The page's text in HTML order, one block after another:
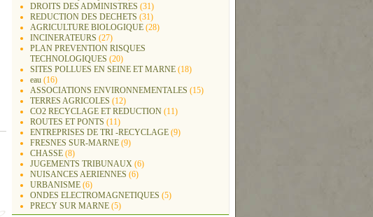
DROITS DES ADMINISTRES (31)
REDUCTION DES DECHETS (31)
AGRICULTURE BIOLOGIQUE (28)
INCINERATEURS (27)
PLAN PREVENTION RISQUES
TECHNOLOGIQUES (20)
SITES POLLUES EN SEINE ET MARNE (18)
eau (16)
ASSOCIATIONS ENVIRONNEMENTALES (15)
TERRES AGRICOLES (12)
CO2 RECYCLAGE ET REDUCTION (11)
ROUTES ET PONTS (11)
ENTREPRISES DE TRI -RECYCLAGE (9)
FRESNES SUR-MARNE (9)
CHASSE (8)
JUGEMENTS TRIBUNAUX (6)
NUISANCES AERIENNES (6)
URBANISME (6)
ONDES ELECTROMAGNETIQUES (5)
PRECY SUR MARNE (5)